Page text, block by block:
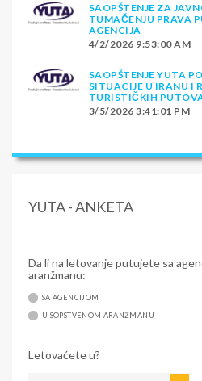
SAOPŠTENJE ZA
TUMAČENJU PRAVA
AGENCIJA
4/2/2026 9:53:00 AM
SAOPŠTENJE YUTA
SITUACIJE U IRANU I
TURISTIČKIH
3/5/2026 3:41:01 PM
YUTA - ANKETA
Da li na letovanje putujete sa
aranžmanu:
SA AGENCIJOM
U SOPSTVENOM ARANŽMANU
Letovaćete u?